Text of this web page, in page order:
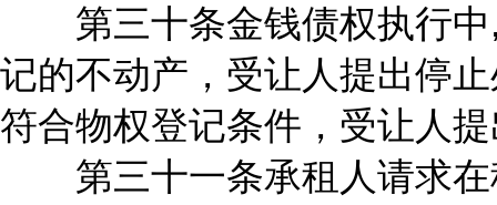
第三十条金钱债权执行中,
记的不动产，受让人提出停
符合物权登记条件，受让人
第三十一条承租人请求在